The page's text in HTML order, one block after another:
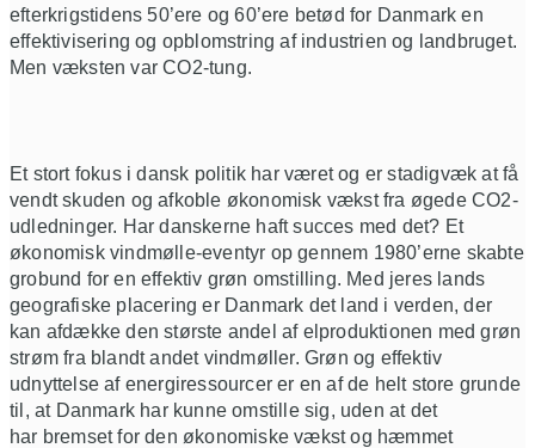
efterkrigstidens 50’ere og 60’ere betødfor Danmark en
effektivisering og opblomstring af industrien og landbruget.
Men væksten var CO2-tung.
Et stort fokus i dansk politik har væretog er stadigvæk atfå
vendt skuden og afkoble økonomisk vækst fra øgede CO2-
udledninger. Har danskerne haft succes med det? Et
økonomisk vindmølle-eventyr op gennem 1980’erne skabte
grobund for en effektiv grøn omstilling. Med jeres lands
geografiske placering er Danmark det land i verden, der
kan afdække den største andel af elproduktionen med grøn
strøm fra blandt andetvindmøller. Grøn og effektiv
udnyttelse af energiressourcer er en af de helt store grunde
til, at Danmark har kunne omstille sig, uden at det
har bremset for den økonomiske vækst og hæmmet